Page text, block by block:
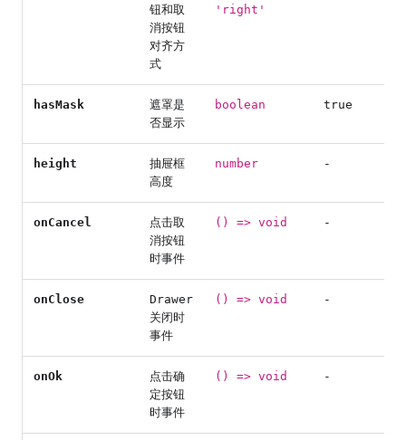
钮和取
消按钮
对齐方
式
'right'
hasMask
遮罩是
否显示
boolean true
height
抽屉框
高度
number -
onCancel
点击取
消按钮
时事件
() => void -
onClose
Drawer
关闭时
事件
() => void -
onOk
点击确
定按钮
时事件
() => void -